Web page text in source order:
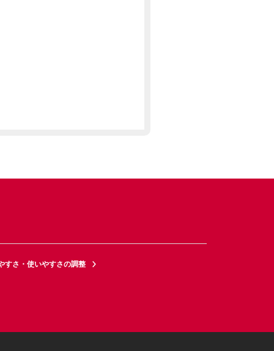
すさ・使いやすさの調整